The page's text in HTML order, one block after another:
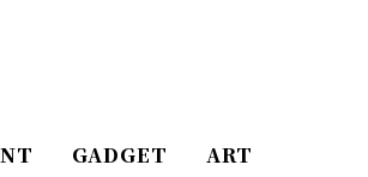
GADGET ART